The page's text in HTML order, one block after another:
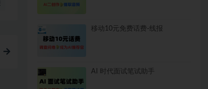
移动10元免费话费-线报
AI 时代面试笔试助手